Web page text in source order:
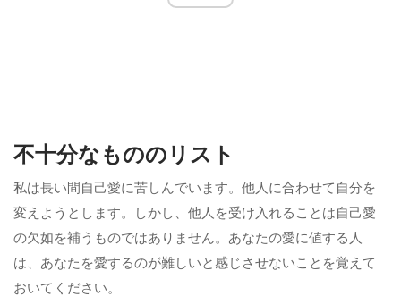
不十分なもののリスト
私は長い間自己愛に苦しんでいます。他人に合わせて自分を
変えようとします。しかし、他人を受け入れることは自己愛
の欠如を補うものではありません。あなたの愛に値する人
は、あなたを愛するのが難しいと感じさせないことを覚えて
おいてください。